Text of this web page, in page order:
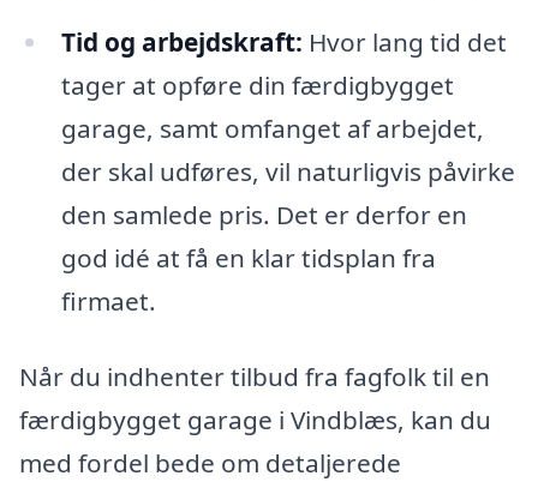
Tid og arbejdskraft: Hvor lang tid det
tager at opføre din færdigbygget
garage, samt omfanget af arbejdet,
der skal udføres, vil naturligvis påvirke
den samlede pris. Det er derfor en
god idé at få en klar tidsplan fra
firmaet.
Når du indhenter tilbud fra fagfolk til en
færdigbygget garage i Vindblæs, kan du
med fordel bede om detaljerede